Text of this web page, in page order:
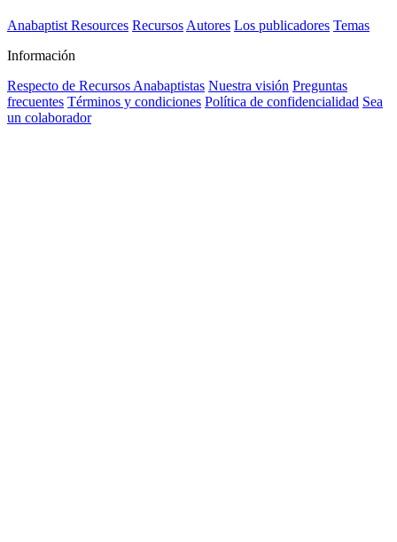
Anabaptist Resources Recursos Autores Los publicadores Temas
Información
Respecto de Recursos Anabaptistas Nuestra visión Preguntas
frecuentes Términos y condiciones Política de confidencialidad Sea
un colaborador